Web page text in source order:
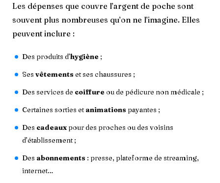
Les dépenses que couvre l’argent de poche sont
souvent plus nombreuses qu’on ne l’imagine. Elles
peuvent inclure :
Des produits d’hygiène ;
Ses vêtements et ses chaussures ;
Des services de coiffure ou de pédicure non médicale ;
Certaines sorties et animations payantes ;
Des cadeaux pour des proches ou des voisins
d’établissement ;
Des abonnements : presse, plateforme de streaming,
internet…